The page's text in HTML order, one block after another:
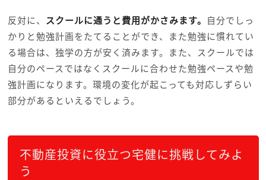
反対に、 スクールに通うと費用がかさみます。 自分でしっ
かりと勉強計画をたてることができ、また勉強に慣れてい
る場合は、独学の方が安く済みます。また、スクールでは
自分のペースではなくスクールに合わせた勉強ペースや勉
強計画になります。環境の変化が起こっても対応しずらい
部分があるといえるでしょう。
不動産投資に役立つ宅健に挑戦してみよ
う